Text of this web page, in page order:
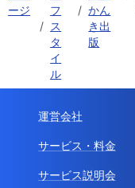
ージ
/
フ
ス
タ
イ
ル
/ かん
き出
版
運営会社
サービス・料金
サービス説明会